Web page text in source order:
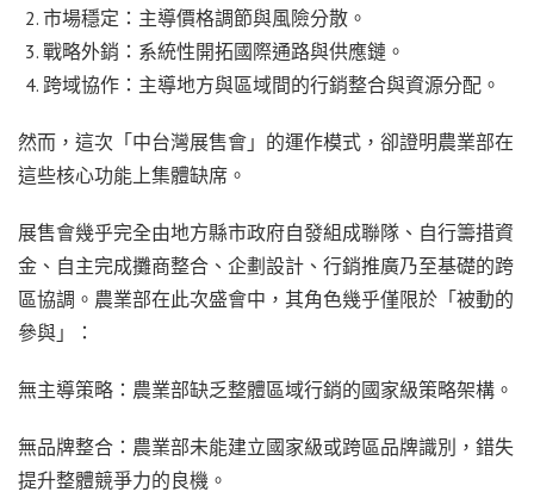
市場穩定：主導價格調節與風險分散。
戰略外銷：系統性開拓國際通路與供應鏈。
跨域協作：主導地方與區域間的行銷整合與資源分配。
然而，這次「中台灣展售會」的運作模式，卻證明農業部在
這些核心功能上集體缺席。
展售會幾乎完全由地方縣市政府自發組成聯隊、自行籌措資
金、自主完成攤商整合、企劃設計、行銷推廣乃至基礎的跨
區協調。農業部在此次盛會中，其角色幾乎僅限於「被動的
參與」：
無主導策略：農業部缺乏整體區域行銷的國家級策略架構。
無品牌整合：農業部未能建立國家級或跨區品牌識別，錯失
提升整體競爭力的良機。